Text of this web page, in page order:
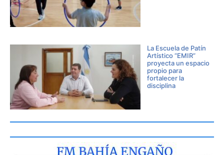
La Escuela de Patín
Artístico “EMIR”
proyecta un espacio
propio para
fortalecer la
disciplina